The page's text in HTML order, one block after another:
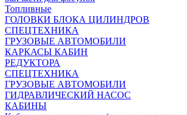
Топливные
ГОЛОВКИ БЛОКА ЦИЛИНДРОВ
СПЕЦТЕХНИКА
ГРУЗОВЫЕ АВТОМОБИЛИ
КАРКАСЫ КАБИН
РЕДУКТОРА
СПЕЦТЕХНИКА
ГРУЗОВЫЕ АВТОМОБИЛИ
ГИДРАВЛИЧЕСКИЙ НАСОС
КАБИНЫ